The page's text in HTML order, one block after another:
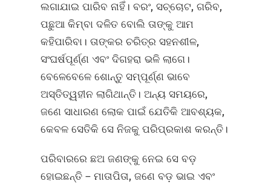
ଲଗାଯାଇ ପାରିବ ନାହିଁ। ବରଂ, ସଚ୍ଚୋଟ, ଗରିବ,
ପଛୁଆ କିମ୍ବା ଦଳିତ ବୋଲି ତାଙ୍କୁ ଆମ
କହିପାରିବା। ତାଙ୍କର ଚରିତ୍ର ସହନଶୀଳ,
ସଂଘର୍ଷପୂର୍ଣ୍ଣ ଏବଂ ଦିଗହରା ଭଳି ଲାଗେ।
ବେଳେବେଳେ ଶୋନ୍ତୁ ସମ୍ପୂର୍ଣ୍ଣ ଭାବେ
ଅସ୍ତିତ୍ୱହୀନ ଲାଗିଥାନ୍ତି। ଅନ୍ୟ ସମୟରେ,
ଜଣେ ସାଧାରଣ ଲୋକ ପାଇଁ ଯେତିକି ଆବଶ୍ୟକ,
କେବଳ ସେତିକି ସେ ନିଜକୁ ପରିପ୍ରକାଶ କରନ୍ତି।
ପରିବାରରେ ଛଅ ଜଣଙ୍କୁ ନେଇ ସେ ବଡ଼
ହୋଇଛନ୍ତି – ମାତାପିତା, ଜଣେ ବଡ଼ ଭାଇ ଏବଂ